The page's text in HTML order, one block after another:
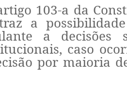
103-a da
a
a decisões
caso
por maioria